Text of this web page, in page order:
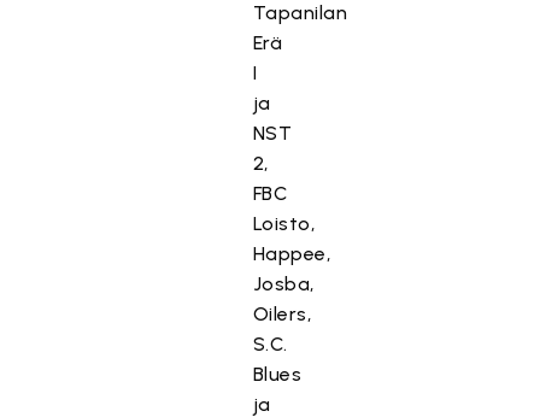
Tapanilan
Erä
I
ja
NST
2,
FBC
Loisto,
Happee,
Josba,
Oilers,
S.C.
Blues
ja